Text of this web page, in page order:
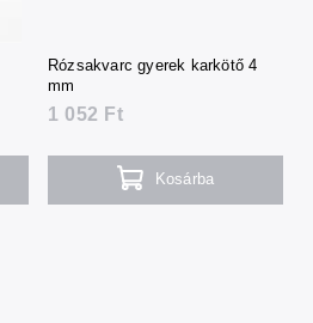
Rózsakvarc gyerek karkötő 4
mm
1 052 Ft
Kosárba